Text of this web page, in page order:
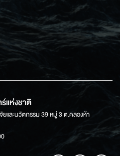
แห่งชาติ
และนวัตกรรม 39 หมู่ 3 ต.คลองห้า